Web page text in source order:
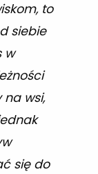
to
siebie
w
wsi,
się do